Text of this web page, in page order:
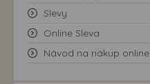
Slevy
Online Sleva
Návod na nákup online